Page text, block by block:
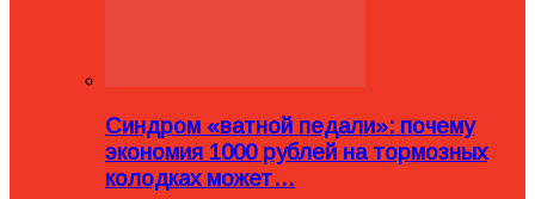
Синдром «ватной педали»: почему
экономия 1000 рублей на тормозных
колодках может…